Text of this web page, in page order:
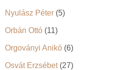
Nyulász Péter (5)
Orbán Ottó (11)
Orgoványi Anikó (6)
Osvát Erzsébet(27)